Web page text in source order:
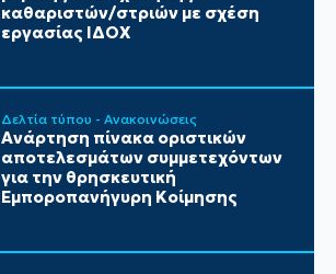
καθαριστών/στριών με σχέση
εργασίας ΙΔΟΧ
Δελτία τύπου - Ανακοινώσεις
Ανάρτηση πίνακα οριστικών
αποτελεσμάτων συμμετεχόντων
για την θρησκευτική
Εμποροπανήγυρη Κοίμησης